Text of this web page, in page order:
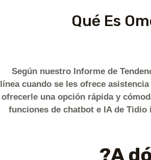
Qué Es
Según nuestro Informe de
línea cuando se les ofrece
ofrecerle una opción rápida y
funciones de chatbot e IA de